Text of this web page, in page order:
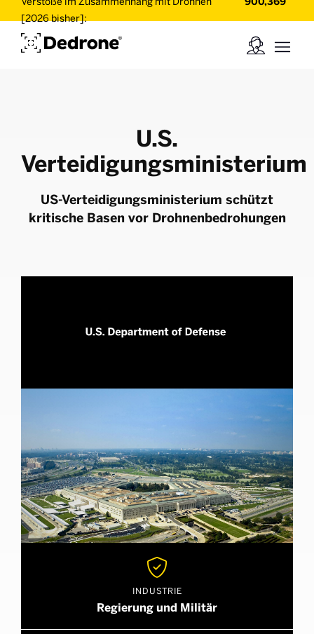
[2026 bisher]:
U.S.
Verteidigungsministerium
US-Verteidigungsministerium schützt
kritische Basen vor Drohnenbedrohungen

INDUSTRIE
Regierung und Militär